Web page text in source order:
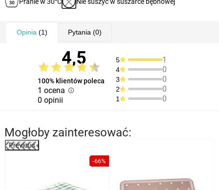
Opinia (1) Pytania (0)
4,5
100% klientów poleca
1 ocena
0 opinii
5 1
4 0
3 0
2 0
1 0
Mogłoby zainteresować:
Previous
-66%